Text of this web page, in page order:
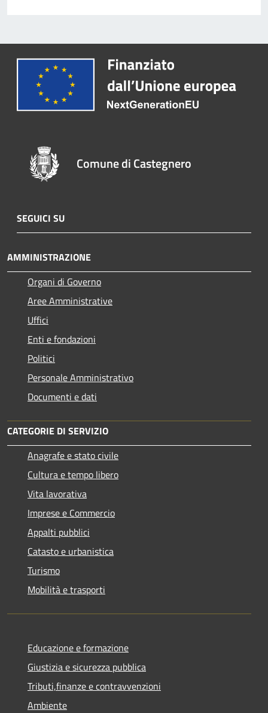
Comune di Castegnero
SEGUICI SU
AMMINISTRAZIONE
Organi di Governo
Aree Amministrative
Uffici
Enti e fondazioni
Politici
Personale Amministrativo
Documenti e dati
CATEGORIE DI SERVIZIO
Anagrafe e stato civile
Cultura e tempo libero
Vita lavorativa
Imprese e Commercio
Appalti pubblici
Catasto e urbanistica
Turismo
Mobilità e trasporti
Educazione e formazione
Giustizia e sicurezza pubblica
Tributi,finanze e contravvenzioni
Ambiente